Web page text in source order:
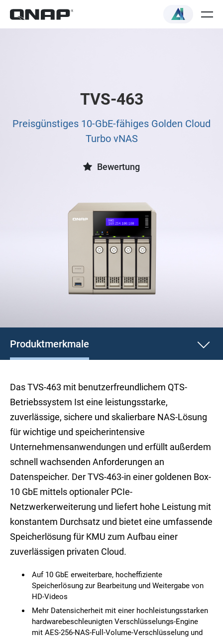
TVS-463
Preisgünstiges 10-GbE-fähiges Golden Cloud
Turbo vNAS
Bewertung
Produktmerkmale
Das TVS-463 mit benutzerfreundlichem QTS-
Betriebssystem Ist eine leistungsstarke,
zuverlässige, sichere und skalierbare NAS-Lösung
für wichtige und speicherintensive
Unternehmensanwendungen und erfüllt außerdem
schnell wachsenden Anforderungen an
Datenspeicher. Der TVS-463-in einer goldenen Box-
10 GbE mittels optionaler PCIe-
Netzwerkerweiterung und liefert hohe Leistung mit
konstantem Durchsatz und bietet eine umfassende
Speicherlösung für KMU zum Aufbau einer
zuverlässigen privaten Cloud.
Auf 10 GbE erweiterbare, hocheffiziente
Speicherlösung zur Bearbeitung und Weitergabe von
HD-Videos
Mehr Datensicherheit mit einer hochleistungsstarken
hardwarebeschleunigten Verschlüsselungs-Engine
mit AES-256-NAS-Full-Volume-Verschlüsselung und